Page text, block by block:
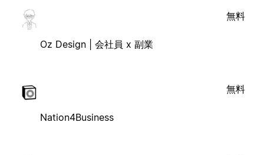
Oz Design | 会社員 x 副業
無料
Nation4Business
無料